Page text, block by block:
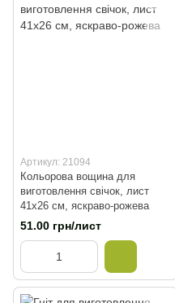
Артикул: 21094
Кольорова вощина для
виготовлення свічок, лист
41х26 см, яскраво-рожева
51.00 грн/лист